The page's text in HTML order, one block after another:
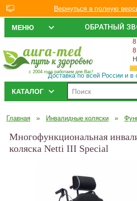
ОБРАТНЫЙ
МЕНЮ
с 2004 года работаем для Вас!
Доставка по всей России и
КАТАЛОГ
Главная » Инвалидные коляски »
Многофункциональная
коляска Netti III Special
Вернуться в полную